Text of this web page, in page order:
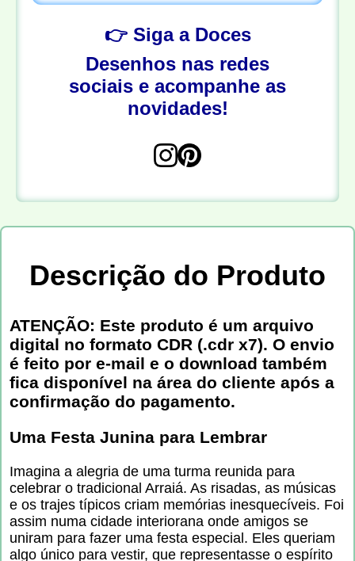
👉 Siga a Doces
Desenhos nas redes
sociais e acompanhe as
novidades!
Descrição do Produto
ATENÇÃO: Este produto é um arquivo
digital no formato CDR (.cdr x7). O envio
é feito por e-mail e o download também
fica disponível na área do cliente após a
confirmação do pagamento.
Uma Festa Junina para Lembrar
Imagina a alegria de uma turma reunida para
celebrar o tradicional Arraiá. As risadas, as músicas
e os trajes típicos criam memórias inesquecíveis. Foi
assim numa cidade interiorana onde amigos se
uniram para fazer uma festa especial. Eles queriam
algo único para vestir, que representasse o espírito